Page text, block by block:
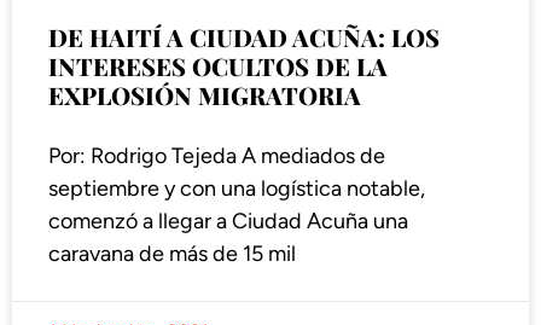
DE HAITÍ A CIUDAD ACUÑA: LOS
INTERESES OCULTOS DE LA
EXPLOSIÓN MIGRATORIA
Por: Rodrigo Tejeda A mediados de
septiembre y con una logística notable,
comenzó a llegar a Ciudad Acuña una
caravana de más de 15 mil